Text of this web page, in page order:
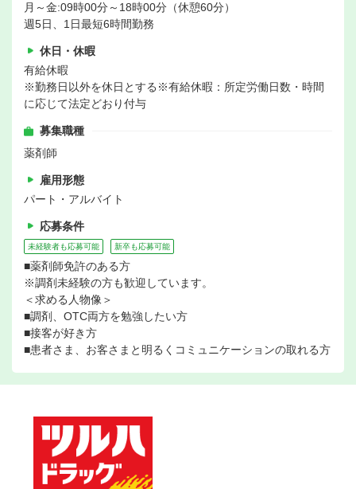
月～金:09時00分～18時00分（休憩60分）
週5日、1日最短6時間勤務
休日・休暇
有給休暇
※勤務日以外を休日とする※有給休暇：所定労働日数・時間
に応じて法定どおり付与
募集職種
薬剤師
雇用形態
パート・アルバイト
応募条件
未経験者も応募可能 新卒も応募可能
■薬剤師免許のある方
※調剤未経験の方も歓迎しています。
＜求める人物像＞
■調剤、OTC両方を勉強したい方
■接客が好き方
■患者さま、お客さまと明るくコミュニケーションの取れる方